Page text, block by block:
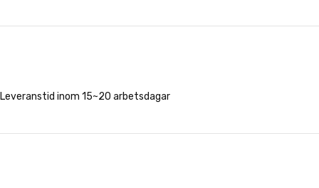
Leveranstid inom 15~20 arbetsdagar